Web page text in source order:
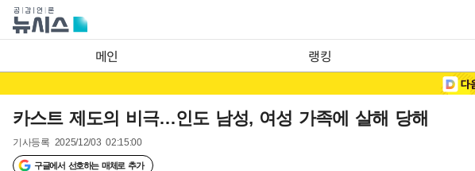
메인 랭킹
카스트 제도의 비극…인도 남성, 여성 가족에 살해 당해
기사등록 2025/12/03 02:15:00
구글에서 선호하는 매체로 추가